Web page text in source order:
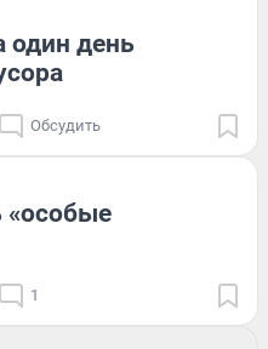
один день
Обсудить
«особые
1